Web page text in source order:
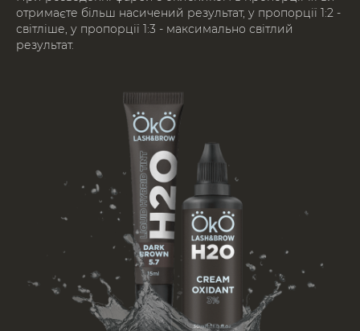
отримаєте більш насичений результат, у пропорції 1:2 -
світліше, у пропорції 1:3 - максимально світлий
результат.
КОРЕКЦІЯ БРІВ
Виконайте корекцію брів та видаліть зайві
волоски. Для цього етапу ідеально підійдуть
пінцети OKO Lash&Brow 01 та 02 Easy Touch.
Для точкової корекції використовуйте пінцет